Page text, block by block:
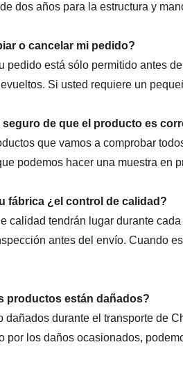
dos años para la estructura y
o cancelar mi pedido?
pedido está sólo permitido antes
Si usted requiere un
de que el producto es
que vamos a comprobar
podemos hacer una muestra en
fábrica ¿el control de calidad?
calidad tendrán lugar durante
antes del envío. Cuando
productos están dañados?
dañados durante el transporte de
por los daños ocasionados,